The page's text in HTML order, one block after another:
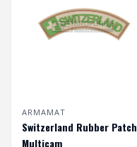
ARMAMAT
Switzerland Rubber Patch
Multicam